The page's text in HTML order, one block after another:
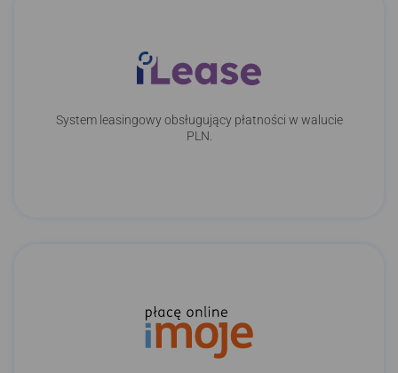
System leasingowy obsługujący płatności w walucie
PLN.